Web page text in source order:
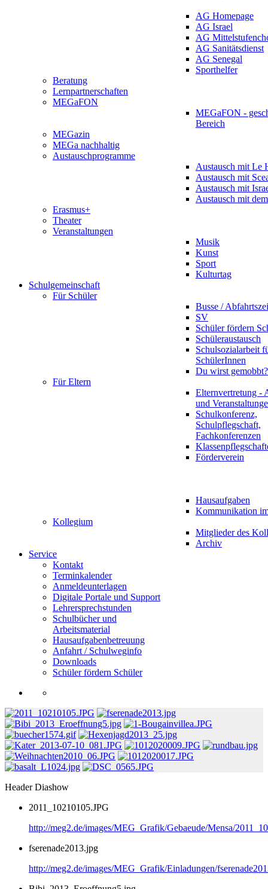
AG Homepage
AG Israel
AG
AG Sanitätsdienst
AG Senegal
Sporthelfer
Beratung
Lernpartnerschaften
MEGaFON
MEGaFON -
Bereich
MEGazin
MEGa nachhaltig
Austauschprogramme
Austausch mit Le
Austausch mit
Austausch mit
Austausch mit
Erasmus+
Theater
Veranstaltungen
Musik
Kunst
Sport
Kulturtag
Schulgemeinschaft
Für Schüler
Busse /
SV
Schüler fördern
Schüleraustausch
Schulsozialarbeit
SchülerInnen
Du wirst gemobbt?
Für Eltern
Elternvertretung -
und
Schulkonferenz,
Schulpflegschaft,
Fachkonferenzen
Förderverein
Hausaufgaben
Kommunikation
Kollegium
Mitglieder des
Archiv
Service
Kontakt
Terminkalender
Anmeldeunterlagen
Digitale Portale und Support
Lehrersprechstunden
Schulbücher und
Arbeitsmaterial
Hausaufgabenbetreuung
Anfahrt / Schulweginfo
Downloads
Schüler fördern Schüler
Header Diashow
2011_10210105.JPG
http://meg2.de/images/MEG_Grafik/Gebaeude/Mensa/
fserenade2013.jpg
http://meg2.de/images/MEG_Grafik/Einladungen/